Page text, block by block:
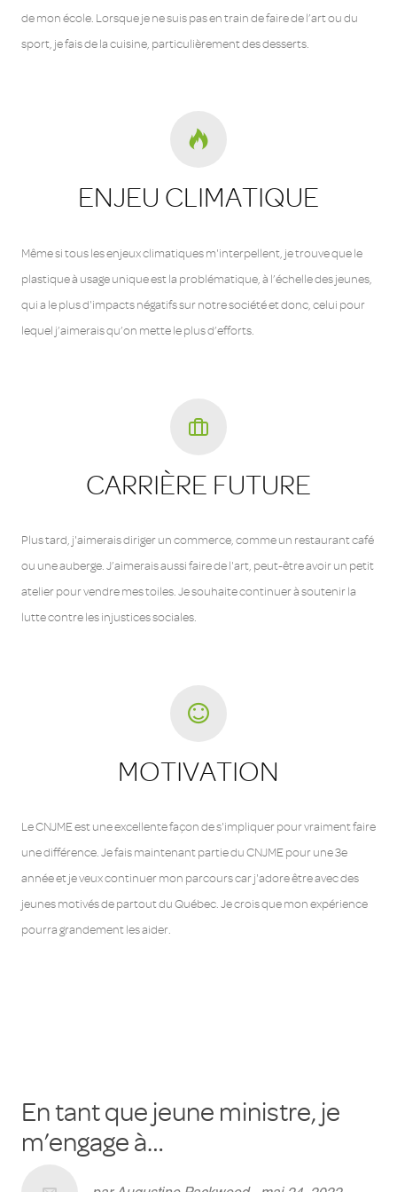
de mon école. Lorsque je ne suis pas en train de faire de l’art ou du
sport, je fais de la cuisine, particulièrement des desserts.
ENJEU CLIMATIQUE
Même si tous les enjeux climatiques m'interpellent, je trouve que le
plastique à usage unique est la problématique, à l’échelle des jeunes,
qui a le plus d'impacts négatifs sur notre société et donc, celui pour
lequel j’aimerais qu’on mette le plus d’efforts.
CARRIÈRE FUTURE
Plus tard, j'aimerais diriger un commerce, comme un restaurant café
ou une auberge. J’aimerais aussi faire de l'art, peut-être avoir un petit
atelier pour vendre mes toiles. Je souhaite continuer à soutenir la
lutte contre les injustices sociales.
MOTIVATION
Le CNJME est une excellente façon de s'impliquer pour vraiment faire
une différence. Je fais maintenant partie du CNJME pour une 3e
année et je veux continuer mon parcours car j'adore être avec des
jeunes motivés de partout du Québec. Je crois que mon expérience
pourra grandement les aider.
En tant que jeune ministre, je
m’engage à…